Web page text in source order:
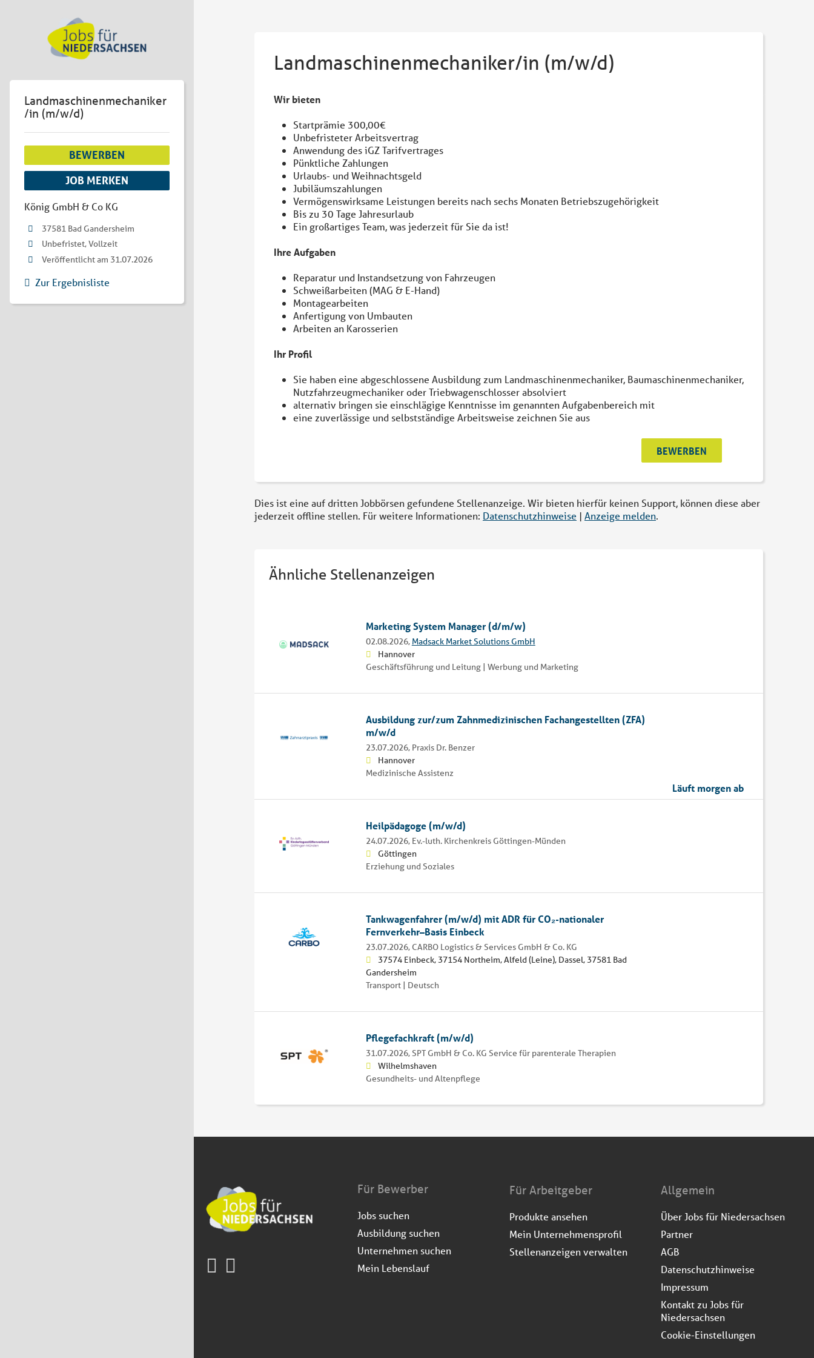
Landmaschinenmechaniker/in (m/w/d)
Wir bieten
Startprämie 300,00€
Unbefristeter Arbeitsvertrag
Anwendung des iGZ Tarifvertrages
Pünktliche Zahlungen
Urlaubs- und Weihnachtsgeld
Jubiläumszahlungen
Vermögenswirksame Leistungen bereits nach sechs Monaten Betriebszugehörigkeit
Bis zu 30 Tage Jahresurlaub
Ein großartiges Team, was jederzeit für Sie da ist!
Ihre Aufgaben
Reparatur und Instandsetzung von Fahrzeugen
Schweißarbeiten (MAG & E-Hand)
Montagearbeiten
Anfertigung von Umbauten
Arbeiten an Karosserien
Ihr Profil
Sie haben eine abgeschlossene Ausbildung zum Landmaschinenmechaniker, Baumaschinenmechaniker,
Nutzfahrzeugmechaniker oder Triebwagenschlosser absolviert
alternativ bringen sie einschlägige Kenntnisse im genannten Aufgabenbereich mit
eine zuverlässige und selbstständige Arbeitsweise zeichnen Sie aus
BEWERBEN
Dies ist eine auf dritten Jobbörsen gefundene Stellenanzeige. Wir bieten hierfür keinen Support, können diese aber
jederzeit offline stellen. Für weitere Informationen: Datenschutzhinweise | Anzeige melden.
Ähnliche Stellenanzeigen
Marketing System Manager (d/m/w)
02.08.2026, Madsack Market Solutions GmbH
Hannover
Geschäftsführung und Leitung | Werbung und Marketing
Ausbildung zur/zum Zahnmedizinischen Fachangestellten (ZFA)
m/w/d
23.07.2026, Praxis Dr. Benzer
Hannover
Medizinische Assistenz
Läuft morgen ab
Heilpädagoge (m/w/d)
24.07.2026, Ev.-luth. Kirchenkreis Göttingen-Münden
Göttingen
Erziehung und Soziales
Tankwagenfahrer (m/w/d) mit ADR für CO₂-nationaler
Fernverkehr–Basis Einbeck
23.07.2026, CARBO Logistics & Services GmbH & Co. KG
37574 Einbeck, 37154 Northeim, Alfeld (Leine), Dassel, 37581 Bad
Gandersheim
Transport | Deutsch
Pflegefachkraft (m/w/d)
31.07.2026, SPT GmbH & Co. KG Service für parenterale Therapien
Wilhelmshaven
Gesundheits- und Altenpflege
Landmaschinenmechaniker
/in (m/w/d)
BEWERBEN
JOB MERKEN
König GmbH & Co KG
37581 Bad Gandersheim
Unbefristet, Vollzeit
Veröffentlicht am 31.07.2026
Zur Ergebnisliste
Für Bewerber
Jobs suchen
Ausbildung suchen
Unternehmen suchen
Mein Lebenslauf
Für Arbeitgeber
Produkte ansehen
Mein Unternehmensprofil
Stellenanzeigen verwalten
Allgemein
Über Jobs für Niedersachsen
Partner
AGB
Datenschutzhinweise
Impressum
Kontakt zu Jobs für
Niedersachsen
Cookie-Einstellungen